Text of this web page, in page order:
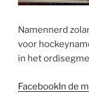
Namennerd
voor
in het
FacebookIn de